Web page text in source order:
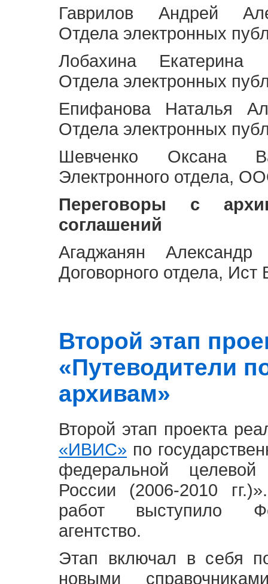
Гаврилов Андрей
Отдела электронных
Лобахина Екатерина
Отдела электронных
Епифанова Наталья
Отдела электронных
Шевченко Оксана
Электронного отдела,
Переговоры с
соглашений
Агаджанян Александр
Договорного отдела,
Второй этап
«Путеводители
архивам»
Второй этап проекта
«ИВИС» по
федеральной
России (2006-2010
работ выступило
агентство.
Этап включал в себя
новыми